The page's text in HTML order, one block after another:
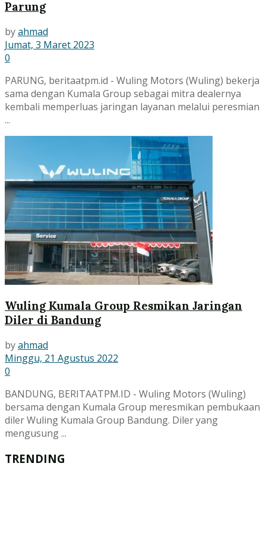
Parung
byahmad
Jumat, 3 Maret 2023
0
PARUNG, beritaatpm.id - Wuling Motors (Wuling) bekerja
sama dengan Kumala Group sebagai mitra dealernya
kembali memperluas jaringan layanan melalui peresmian
...
Wuling Kumala Group Resmikan Jaringan
Diler di Bandung
byahmad
Minggu, 21 Agustus 2022
0
BANDUNG, BERITAATPM.ID - Wuling Motors (Wuling)
bersama dengan Kumala Group meresmikan pembukaan
diler Wuling Kumala Group Bandung. Diler yang
mengusung ...
TRENDING